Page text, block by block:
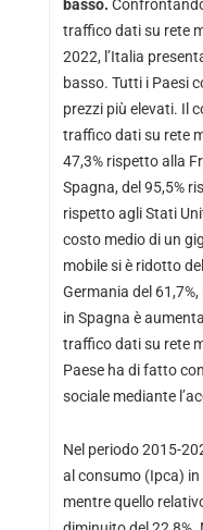
basso.
traffico dati su rete
2022, l’Italia
basso. Tutti i Paesi
prezzi più elevati. Il
traffico dati su rete
47,3% rispetto alla
Spagna, del 95,5%
rispetto agli Stati
costo medio di un
mobile si è ridotto
Germania del
in Spagna è
traffico dati su rete
Paese ha di fatto
sociale mediante
Nel periodo 2015-
al consumo (Ipca) in
mentre quello